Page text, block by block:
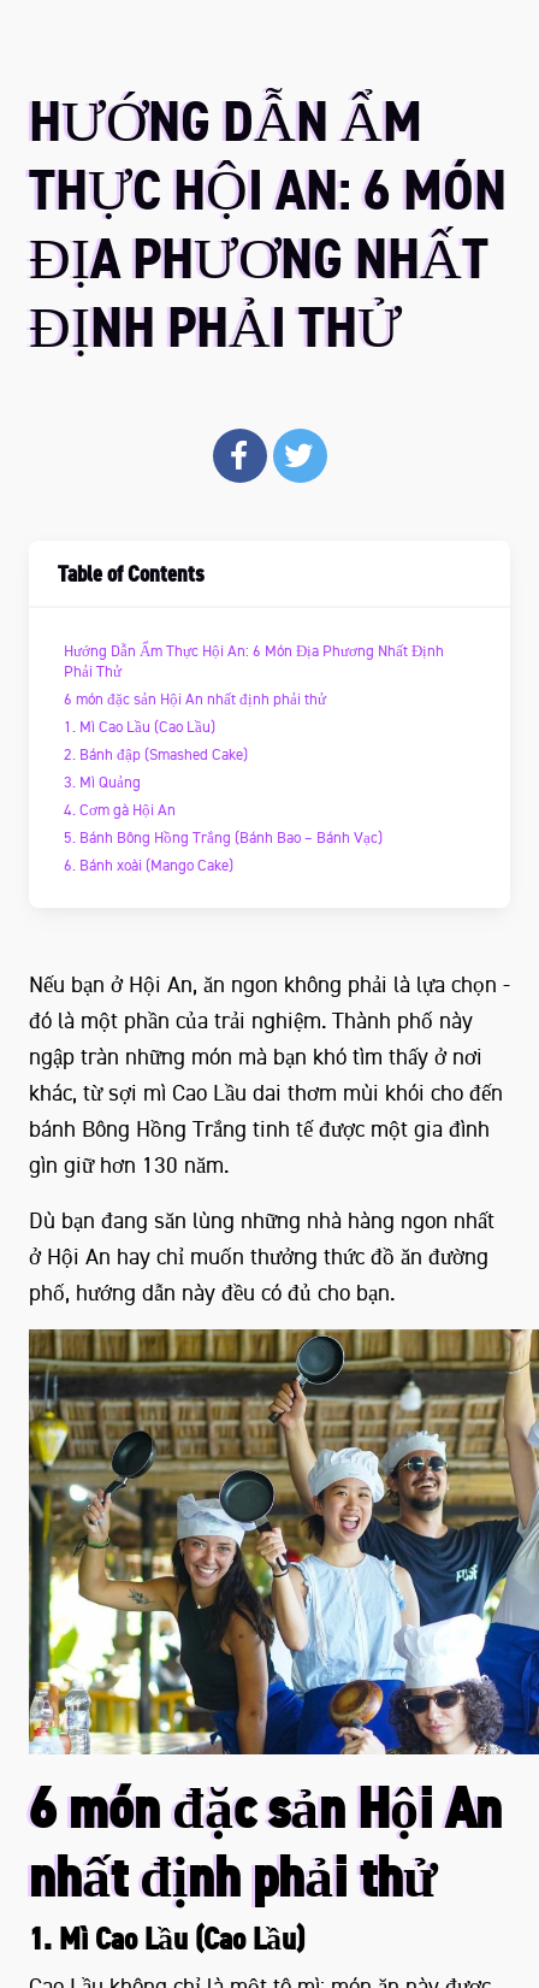
HƯỚNG DẪN ẨM
THỰC HỘI AN: 6 MÓN
ĐỊA PHƯƠNG NHẤT
ĐỊNH PHẢI THỬ
Table of Contents
Hướng Dẫn Ẩm Thực Hội An: 6 Món Địa Phương Nhất Định
Phải Thử
6 món đặc sản Hội An nhất định phải thử
1. Mì Cao Lầu (Cao Lầu)
2. Bánh đập (Smashed Cake)
3. Mì Quảng
4. Cơm gà Hội An
5. Bánh Bông Hồng Trắng (Bánh Bao – Bánh Vạc)
6. Bánh xoài (Mango Cake)
Nếu bạn ở Hội An, ăn ngon không phải là lựa chọn -
đó là một phần của trải nghiệm. Thành phố này
ngập tràn những món mà bạn khó tìm thấy ở nơi
khác, từ sợi mì Cao Lầu dai thơm mùi khói cho đến
bánh Bông Hồng Trắng tinh tế được một gia đình
gìn giữ hơn 130 năm.
Dù bạn đang săn lùng những nhà hàng ngon nhất
ở Hội An hay chỉ muốn thưởng thức đồ ăn đường
phố, hướng dẫn này đều có đủ cho bạn.
6 món đặc sản Hội An
nhất định phải thử
1. Mì Cao Lầu (Cao Lầu)